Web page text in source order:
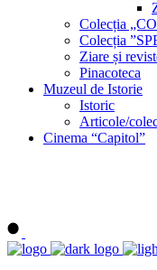
Colecția
Colecția
Ziare și
Pinacoteca
Muzeul de Istorie
Istoric
Articole/
Cinema “Capitol”